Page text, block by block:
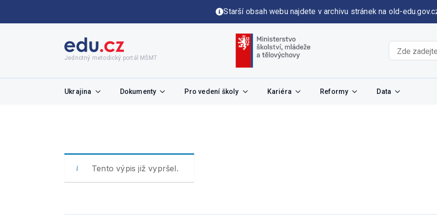
Starší obsah webu najdete v archivu stránek na old-
Jednotný metodický portál MŠMT
Ukrajina Dokumenty Pro vedení školy Kariéra Reformy Data
Tento výpis již vypršel.